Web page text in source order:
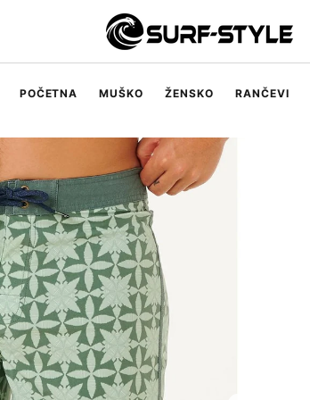
POČETNA MUŠKO
Muške majice
Muški šorcevi
Muški džemperi
ŽENSKO RANČEVI